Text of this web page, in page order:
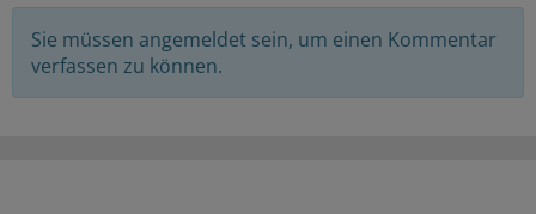
Sie müssen angemeldet sein, um einen Kommentar
verfassen zu können.